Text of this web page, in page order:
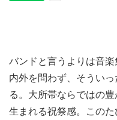
バンドと言うよりは音
内外を問わず、そうい
る。大所帯ならではの
生まれる祝祭感。この